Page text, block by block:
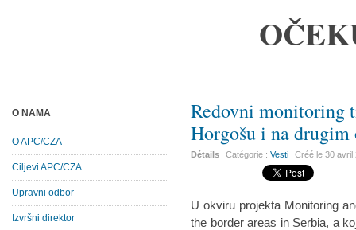
Redovni monitoring
Horgošu i na
Détails Catégorie :Vesti Créé le30 avril
U okviru projekta Monitoring
the border areas in Serbia, a
O NAMA
O APC/CZA
Ciljevi APC/CZA
Upravni odbor
Izvršni direktor